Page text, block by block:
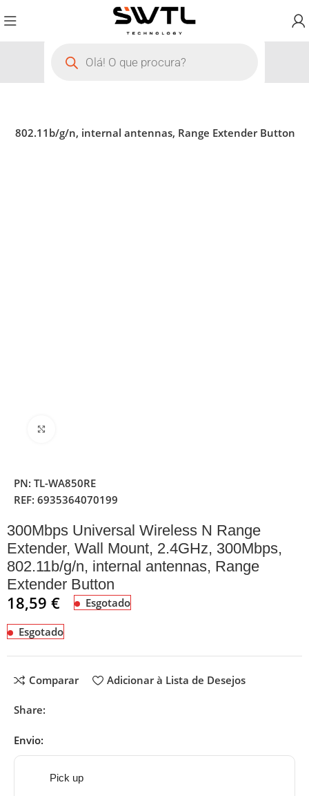
802.11b/g/n, internal antennas, Range Extender Button
PN:TL-WA850RE
REF:6935364070199
300Mbps Universal Wireless N Range
Extender, Wall Mount, 2.4GHz, 300Mbps,
802.11b/g/n, internal antennas, Range
Extender Button
18,59€ Esgotado
Esgotado
Comparar Adicionar à Lista de Desejos
Share:
Envio:
Pick up